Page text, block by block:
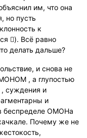
им, что она
но пусть
к
). Всё равно
делать дальше?
и снова не
, а глупостью
, суждения и
и
беспределе ОМОНа
Почему же не